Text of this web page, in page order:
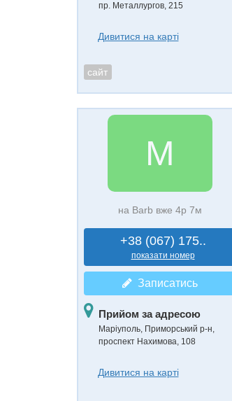
пр. Металлургов, 215
Дивитися на карті
сайт
M
на Barb вже 4р 7м
+38 (067) 175..
показати номер
Записатись
Прийом за адресою
Маріуполь, Приморський р-н,
проспект Нахимова, 108
Дивитися на карті